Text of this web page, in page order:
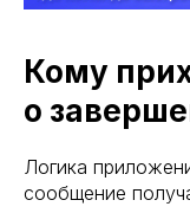
Кому
о
Логика
сообщение